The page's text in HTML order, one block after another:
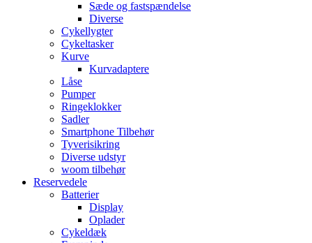
Sæde og fastspændelse
Diverse
Cykellygter
Cykeltasker
Kurve
Kurvadaptere
Låse
Pumper
Ringeklokker
Sadler
Smartphone Tilbehør
Tyverisikring
Diverse udstyr
woom tilbehør
Reservedele
Batterier
Display
Oplader
Cykeldæk